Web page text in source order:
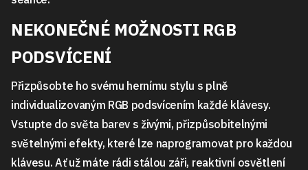
NEKONEČNÉ MOŽNOSTI RGB
PODSVÍCENÍ
Přizpůsobte ho svému hernímu stylu s plně
individualizovaným RGB podsvícením každé klávesy.
Vstupte do světa barev s živými, přizpůsobitelnými
světelnými efekty, které lze naprogramovat pro každou
klávesu. Ať už máte rádi stálou záři, reaktivní osvětlení